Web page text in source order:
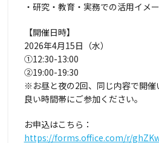
・研究・教育・実務での活用イメ
【開催日時】
2026年4月15日（水）
①12:30-13:00
②19:00-19:30
※お昼と夜の2回、同じ内容で開催
良い時間帯にご参加ください。
お申込はこちら：
https://forms.office.com/r/